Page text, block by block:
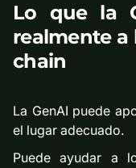
Lo que la
realmente a
chain
La GenAI puede
el lugar adecuado.
Puede ayudar a